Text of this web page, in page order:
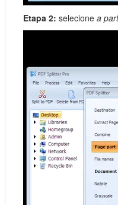
Etapa 2: selecione a